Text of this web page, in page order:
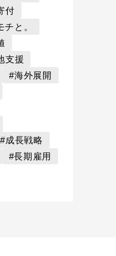
付
チと。
支援
#海外展開
#成長戦略
#長期雇用